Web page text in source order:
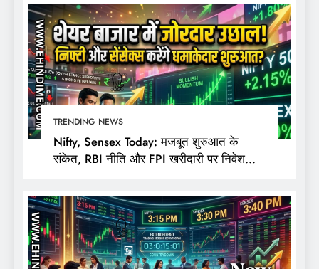
TRENDING NEWS
Nifty, Sensex Today: मजबूत शुरुआत के
संकेत, RBI नीति और FPI खरीदारी पर निवेशकों